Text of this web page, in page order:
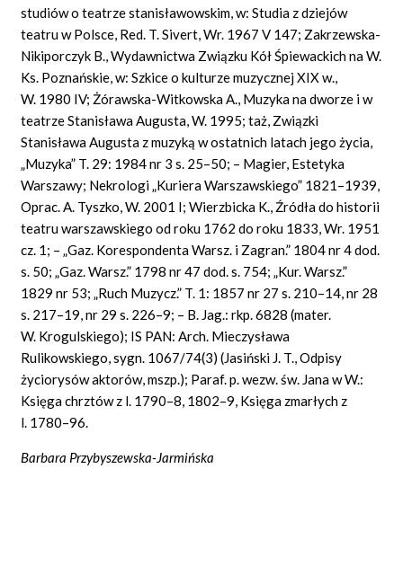
studiów o teatrze stanisławowskim, w: Studia z dziejów
teatru w Polsce, Red. T. Sivert, Wr. 1967 V 147; Zakrzewska-
Nikiporczyk B., Wydawnictwa Związku Kół Śpiewackich na W.
Ks. Poznańskie, w: Szkice o kulturze muzycznej XIX w.,
W. 1980 IV; Żórawska-Witkowska A., Muzyka na dworze i w
teatrze Stanisława Augusta, W. 1995; taż, Związki
Stanisława Augusta z muzyką w ostatnich latach jego życia,
„Muzyka” T. 29: 1984 nr 3 s. 25–50; – Magier, Estetyka
Warszawy; Nekrologi „Kuriera Warszawskiego” 1821–1939,
Oprac. A. Tyszko, W. 2001 I; Wierzbicka K., Źródła do historii
teatru warszawskiego od roku 1762 do roku 1833, Wr. 1951
cz. 1; – „Gaz. Korespondenta Warsz. i Zagran.” 1804 nr 4 dod.
s. 50; „Gaz. Warsz.” 1798 nr 47 dod. s. 754; „Kur. Warsz.”
1829 nr 53; „Ruch Muzycz.” T. 1: 1857 nr 27 s. 210–14, nr 28
s. 217–19, nr 29 s. 226–9; – B. Jag.: rkp. 6828 (mater.
W. Krogulskiego); IS PAN: Arch. Mieczysława
Rulikowskiego, sygn. 1067/74(3) (Jasiński J. T., Odpisy
życiorysów aktorów, mszp.); Paraf. p. wezw. św. Jana w W.:
Księga chrztów z l. 1790–8, 1802–9, Księga zmarłych z
l. 1780–96.
Barbara Przybyszewska-Jarmińska